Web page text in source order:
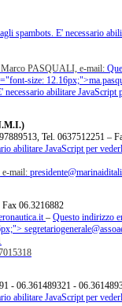
spambots. E' necessario
Marco PASQUALI, e-mail:
size: 12.16px;">
abilitare JavaScript
Tel. 0637512251 –
abilitare JavaScript per
mail:
06.3216882
– Questo indirizzo
- 06.361489321 -
abilitare JavaScript per